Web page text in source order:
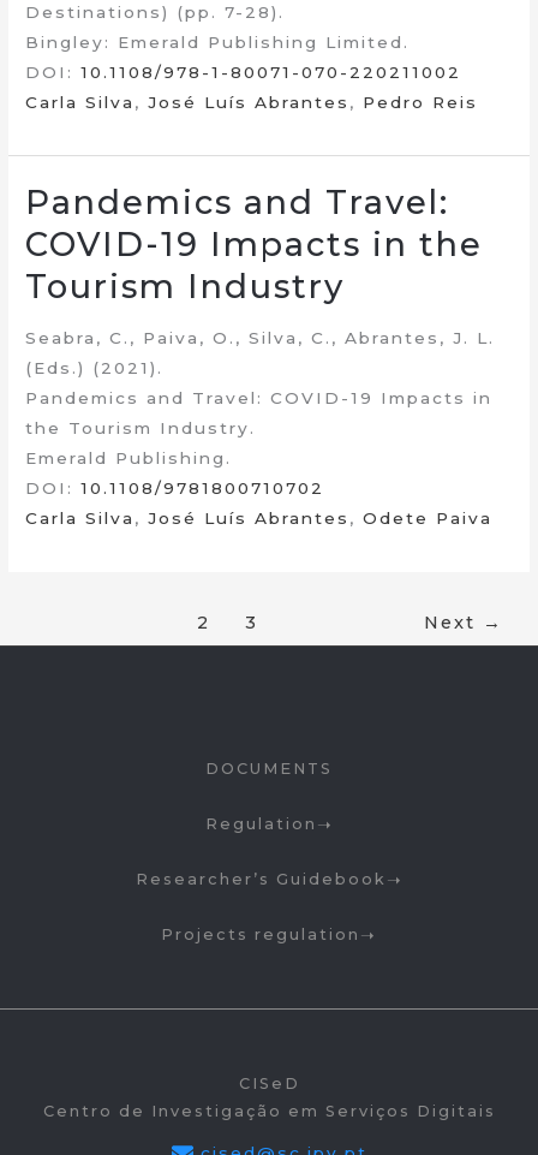
Destinations) (pp. 7-28).
Bingley: Emerald Publishing Limited.
DOI:10.1108/978-1-80071-070-220211002
Carla Silva ,José Luís Abrantes , Pedro Reis
Pandemics and Travel:
COVID-19 Impacts in the
Tourism Industry
Seabra, C., Paiva, O., Silva, C., Abrantes, J. L.
(Eds.) (2021).
Pandemics and Travel: COVID-19 Impacts in
the Tourism Industry.
Emerald Publishing.
DOI:10.1108/9781800710702
Carla Silva ,José Luís Abrantes ,Odete Paiva
2 3 Next →
DOCUMENTS
Regulation
Researcher’s Guidebook
Projects regulation
CISeD
Centro de Investigação em Serviços Digitais